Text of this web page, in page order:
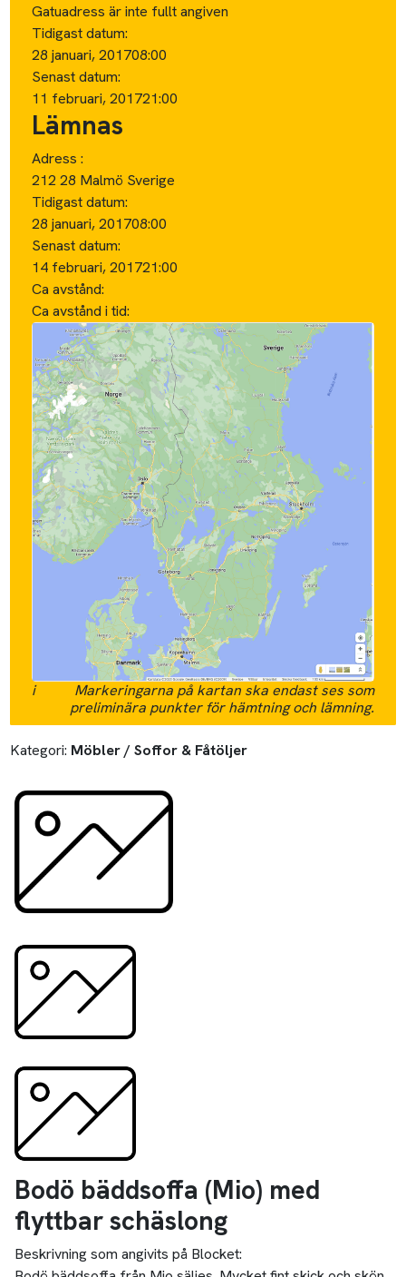
Gatuadress är inte fullt angiven
Tidigast datum:
28 januari, 201708:00
Senast datum:
11 februari, 201721:00
Lämnas
Adress :
212 28 Malmö Sverige
Tidigast datum:
28 januari, 201708:00
Senast datum:
14 februari, 201721:00
Ca avstånd:
Ca avstånd i tid:
i
Markeringarna på kartan ska endast ses som
preliminära punkter för hämtning och lämning.
Kategori: Möbler / Soffor & Fåtöljer
Bodö bäddsoffa (Mio) med
flyttbar schäslong
Beskrivning som angivits på Blocket: